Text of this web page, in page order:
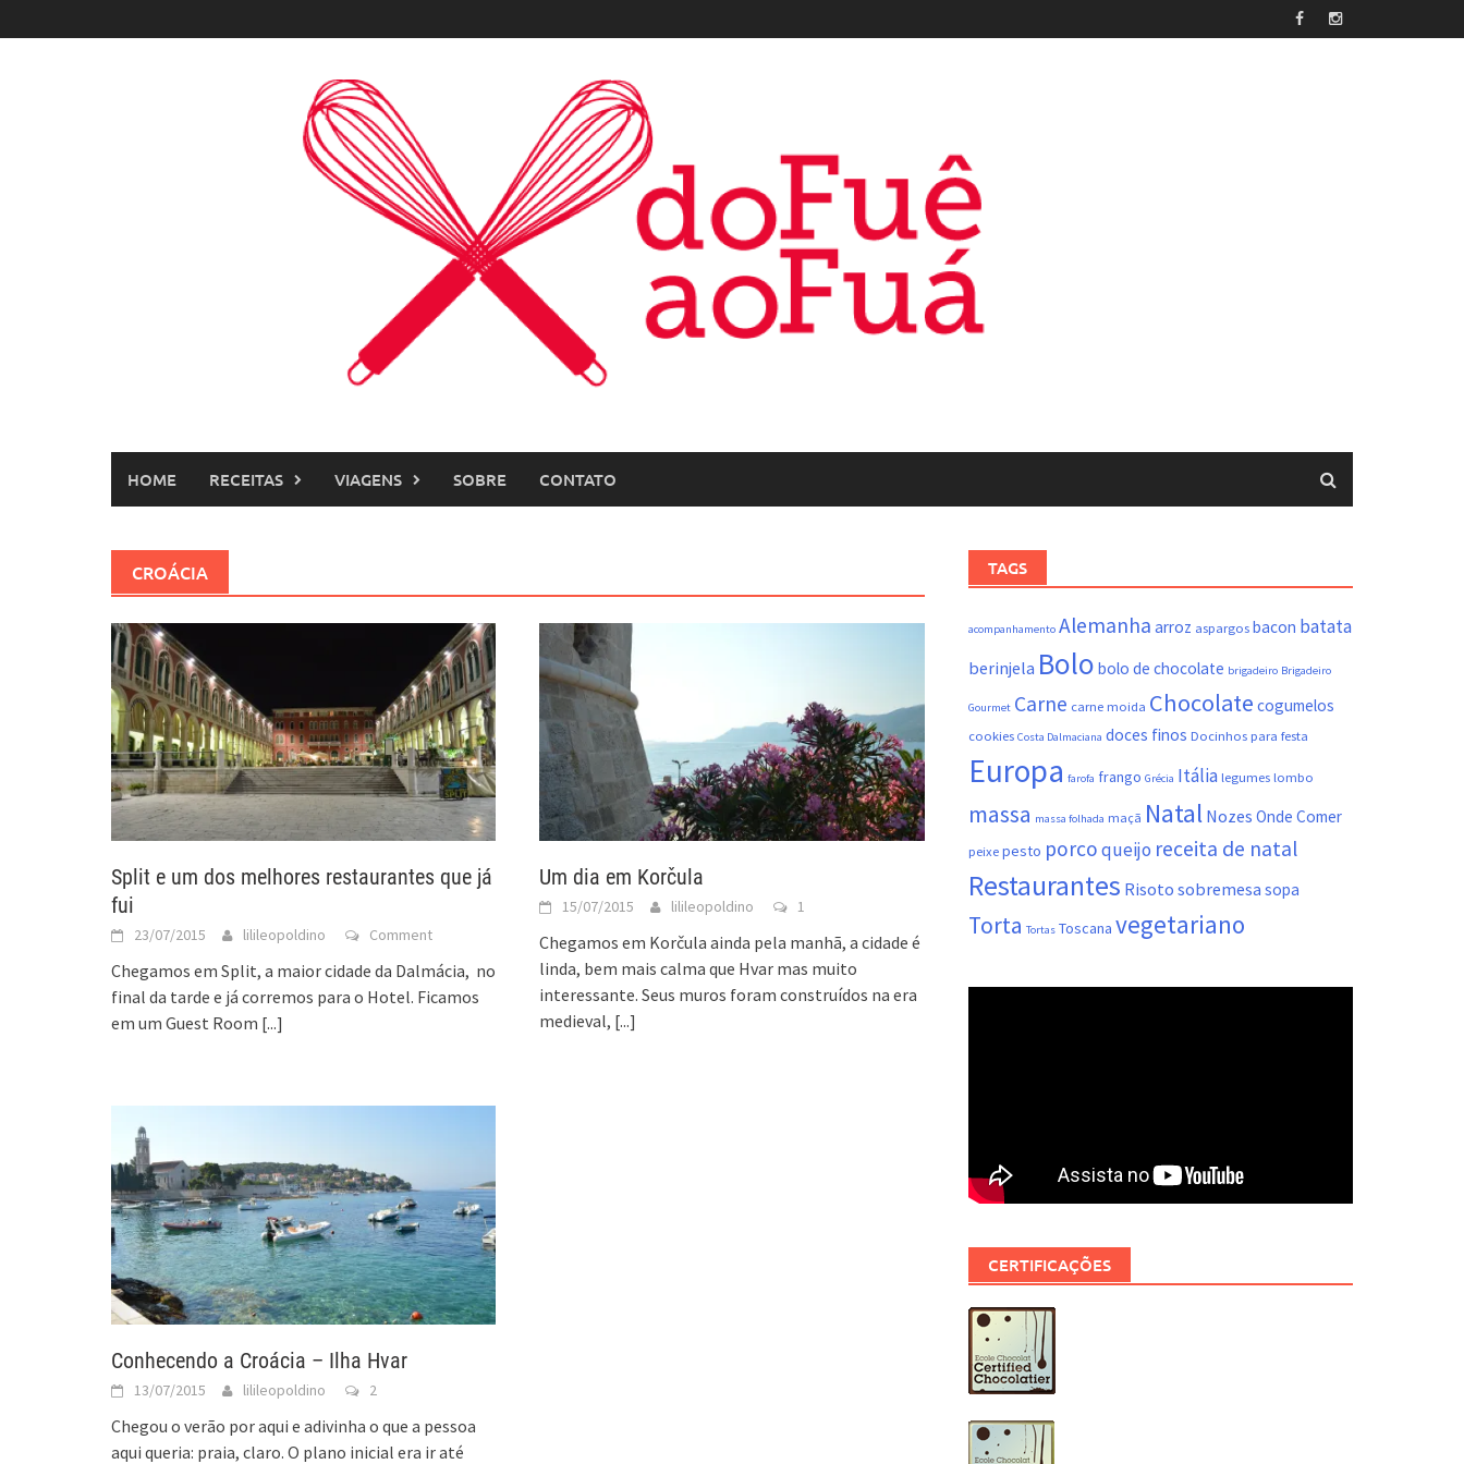
to
HOME RECEITAS VIAGENS SOBRE CONTATO
CROÁCIA
Split e um dos melhores restaurantes que já
fui
23/07/2015 lilileopoldino Comment
Chegamos em Split, a maior cidade da Dalmácia, no
final da tarde e já corremos para o Hotel. Ficamos
em um Guest Room [...]
Um dia em Korčula
15/07/2015 lilileopoldino 1
Chegamos em Korčula ainda pela manhã, a cidade é
linda, bem mais calma que Hvar mas muito
interessante. Seus muros foram construídos na era
medieval, [...]
Conhecendo a Croácia – Ilha Hvar
13/07/2015 lilileopoldino 2
Chegou o verão por aqui e adivinha o que a pessoa
aqui queria: praia, claro. O plano inicial era ir até
TAGS
acompanhamento Alemanha arroz aspargos bacon batata
berinjela Bolo bolo de chocolate brigadeiro Brigadeiro
Gourmet Carne carne moida Chocolate cogumelos
cookies Costa Dalmaciana doces finos Docinhos para festa
Europa farofa frango Grécia Itália legumes lombo
massa massa folhada maçã Natal Nozes Onde Comer
peixe pesto porcoqueijo receita de natal
Restaurantes Risoto sobremesa sopa
Torta Tortas Toscana vegetariano
CERTIFICAÇÕES